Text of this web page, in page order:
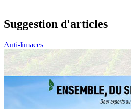
Suggestion d'articles
Anti-limaces